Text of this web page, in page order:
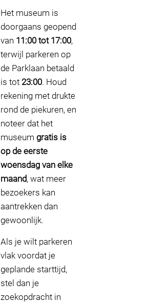
Het museum is
doorgaans geopend
van 11:00 tot 17:00,
terwijl parkeren op
de Parklaan betaald
is tot 23:00. Houd
rekening met drukte
rond de piekuren, en
noteer dat het
museum gratis is
op de eerste
woensdag van elke
maand, wat meer
bezoekers kan
aantrekken dan
gewoonlijk.
Als je wilt parkeren
vlak voordat je
geplande starttijd,
stel dan je
zoekopdracht in